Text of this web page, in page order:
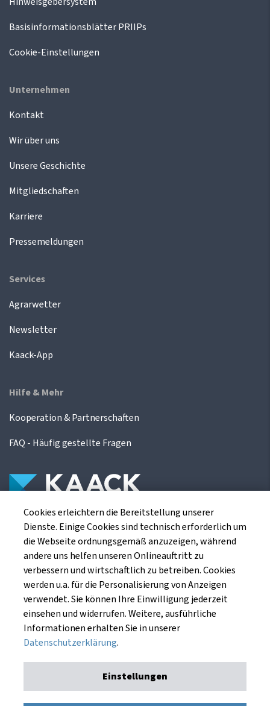
Basisinformationsblätter PRIIPs
Cookie-Einstellungen
Unternehmen
Kontakt
Wir über uns
Unsere Geschichte
Mitgliedschaften
Karriere
Pressemeldungen
Services
Agrarwetter
Newsletter
Kaack-App
Hilfe & Mehr
Kooperation & Partnerschaften
FAQ - Häufig gestellte Fragen
Die Kaack Terminhandel GmbH ist ein
Finanzdienstleistungsinstitut für die europäischen
Agrarterminbörsen.
Kaack Terminhandel GmbH
Am Markt 8
49661 Cloppenburg
Datenschutzerklärung
Cookies erleichtern die Bereitstellung unserer
Dienste. Einige Cookies sind technisch erforderlich um
die Webseite ordnungsgemäß anzuzeigen, während
andere uns helfen unseren Onlineauftritt zu
verbessern und wirtschaftlich zu betreiben. Cookies
werden u.a. für die Personalisierung von Anzeigen
verwendet. Sie können Ihre Einwilligung jederzeit
einsehen und widerrufen. Weitere, ausführliche
Informationen erhalten Sie in unserer
Datenschutzerklärung.
Einstellungen